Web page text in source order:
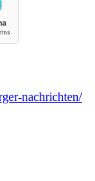
nachrichten/